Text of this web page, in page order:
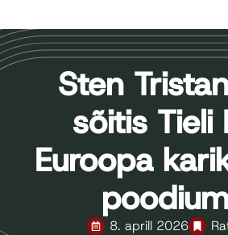
Sten
sõitis Tieli
Euroopa
8. aprill 2026